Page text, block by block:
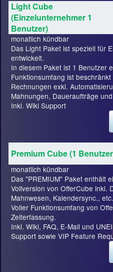
Light Cube
(Einzelunternehmer 1
Benutzer)
monatlich kündbar
Das Light Paket ist speziell für
entwickelt.
In diesem Paket ist 1 Benutzer
Funktionsumfang ist
Rechnungen exkl.
Mahnungen, Daueraufträge
Inkl. Wiki Support
Premium Cube (1
monatlich kündbar
Das "PREMIUM" Paket enthält
Vollversion von OfferCube inkl.
Mahnwesen, Kalendersync., etc.
Voller Funktionsumfang von
Zeiterfassung.
Inkl. Wiki, FAQ, E-Mail und
Support sowie VIP Feature